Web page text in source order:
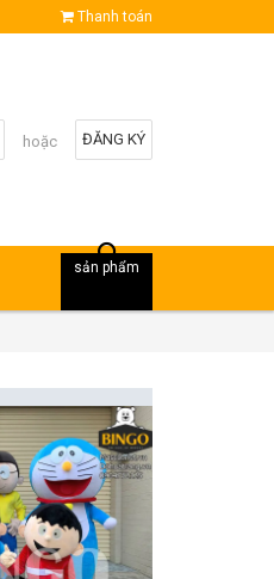
Thanh toán
ĐĂNG KÝ
hoặc
sản phẩm